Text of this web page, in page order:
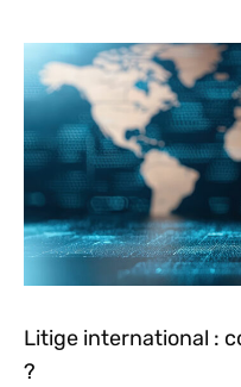
Litige international :
?